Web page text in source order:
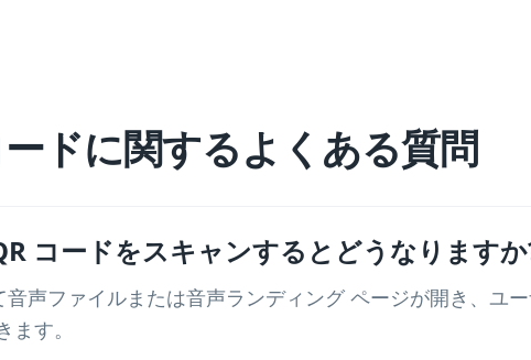
ドに関するよくある質問
コードをスキャンするとどうなります
音声ファイルまたは音声ランディング ページが開き、ユ
す。